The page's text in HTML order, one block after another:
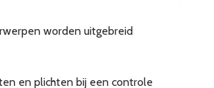
worden uitgebreid
en plichten bij een controle